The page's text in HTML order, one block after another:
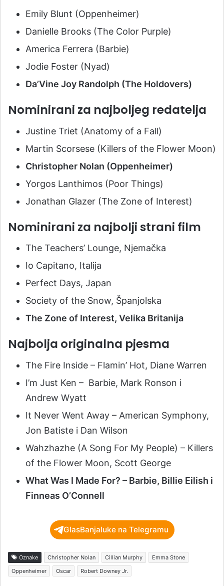
Emily Blunt (Oppenheimer)
Danielle Brooks (The Color Purple)
America Ferrera (Barbie)
Jodie Foster (Nyad)
Da’Vine Joy Randolph (The Holdovers)
Nominirani za najboljeg redatelja
Justine Triet (Anatomy of a Fall)
Martin Scorsese (Killers of the Flower Moon)
Christopher Nolan (Oppenheimer)
Yorgos Lanthimos (Poor Things)
Jonathan Glazer (The Zone of Interest)
Nominirani za najbolji strani film
The Teachers’ Lounge, Njemačka
Io Capitano, Italija
Perfect Days, Japan
Society of the Snow, Španjolska
The Zone of Interest, Velika Britanija
Najbolja originalna pjesma
The Fire Inside – Flamin’ Hot, Diane Warren
I’m Just Ken – Barbie, Mark Ronson i
Andrew Wyatt
It Never Went Away – American Symphony,
Jon Batiste i Dan Wilson
Wahzhazhe (A Song For My People) – Killers
of the Flower Moon, Scott George
What Was I Made For? – Barbie, Billie Eilish i
Finneas O’Connell
GlasBanjaluke na Telegramu
Oznake Christopher Nolan Cillian Murphy
Emma Stone
Oppenheimer
Oscar Robert Downey Jr.